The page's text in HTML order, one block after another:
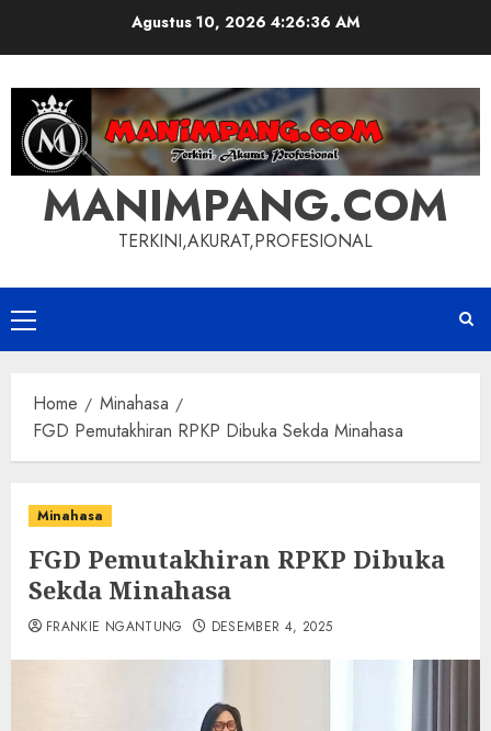
Agustus 10, 20264:26:37 AM
MANIMPANG.COM
TERKINI,AKURAT,PROFESIONAL
Primary
Menu
Home
Minahasa
FGD Pemutakhiran RPKP Dibuka Sekda Minahasa
Minahasa
FGD Pemutakhiran RPKP Dibuka
Sekda Minahasa
FRANKIE NGANTUNG DESEMBER 4, 2025